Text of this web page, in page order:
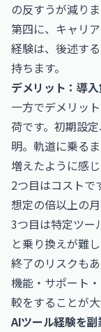
の反すうが減り
第四に、キャリ
経験は、後述す
持ちます。
デメリット：導
一方でデメリッ
荷です。初期設
明。軌道に乗る
増えたように感
2つ目はコストで
想定の倍以上の
3つ目は特定ツー
と乗り換えが難
終了のリスクも
機能・サポート
較をすることが大
AIツール経験を